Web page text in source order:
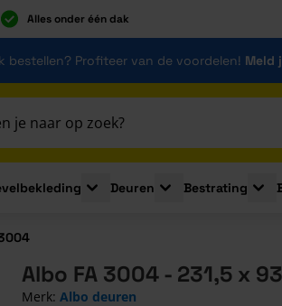
Alles onder één dak
bestellen? Profiteer van de voordelen! Meld
Plaatmaterialen
submenu for IsolatieToggle submenu for
Deuren
Toggle submenu for
Bestrating
Albo FA 3004 - 231,5 x
Merk: Albo deuren